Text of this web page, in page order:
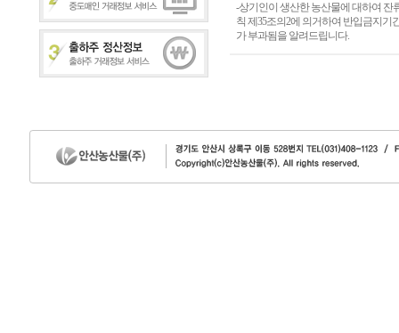
-상기인이 생산한 농산물에 대하여
칙 제35조의2에 의거하여 반입금지기
가 부과됨을 알려드립니다.